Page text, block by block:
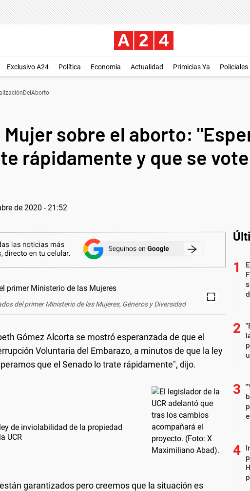
Exclusivo A24 Política Economía Actualidad Primicias Ya Policiales
sobre el aborto:
rápidamente y que se
de 2020 - 21:52
del primer Ministerio de las Mujeres, Géneros y Diversidad
Gómez Alcorta se mostró esperanzada de que el
Voluntaria del Embarazo, a minutos de que la ley
que el Senado lo trate rápidamente", dijo.
de inviolabilidad de la propiedad
UCR
garantizados pero creemos que la situación es